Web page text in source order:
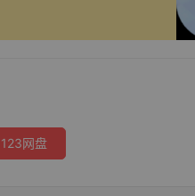
123网盘